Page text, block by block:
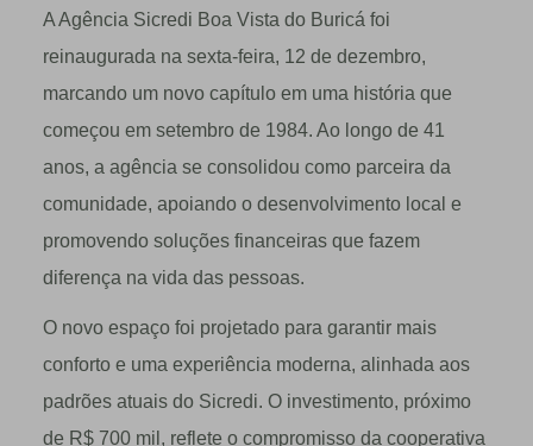
A Agência Sicredi Boa Vista do Buricá foi
reinaugurada na sexta-feira, 12 de dezembro,
marcando um novo capítulo em uma história que
começou em setembro de 1984. Ao longo de 41
anos, a agência se consolidou como parceira da
comunidade, apoiando o desenvolvimento local e
promovendo soluções financeiras que fazem
diferença na vida das pessoas.
O novo espaço foi projetado para garantir mais
conforto e uma experiência moderna, alinhada aos
padrões atuais do Sicredi. O investimento, próximo
de R$ 700 mil, reflete o compromisso da cooperativa